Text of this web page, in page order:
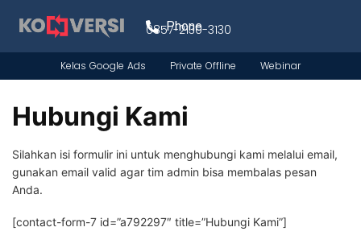
Phone
0857-2130-3130
Kelas Google Ads Private Offline Webinar
Hubungi Kami
Silahkan isi formulir ini untuk menghubungi kami melalui email,
gunakan email valid agar tim admin bisa membalas pesan
Anda.
[contact-form-7 id=”a792297″ title=”Hubungi Kami”]